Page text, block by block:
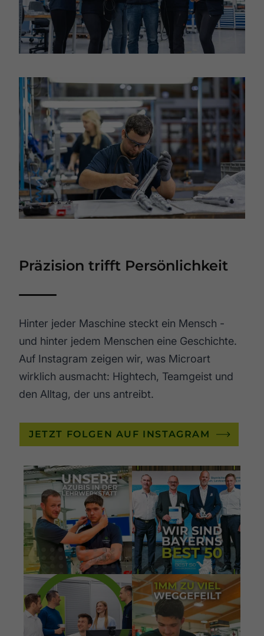
In Lightbox öffnen
Präzision trifft Persönlichkeit
Hinter jeder Maschine steckt ein Mensch -
und hinter jedem Menschen eine Geschichte.
Auf Instagram zeigen wir, was Microart
wirklich ausmacht: Hightech, Teamgeist und
den Alltag, der uns antreibt.
JETZT FOLGEN AUF INSTAGRAM